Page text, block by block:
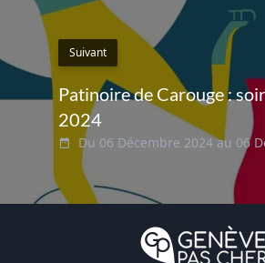
Suivant
Patinoire de Carouge :
2024
Du 06 Décembre 2024 au 06